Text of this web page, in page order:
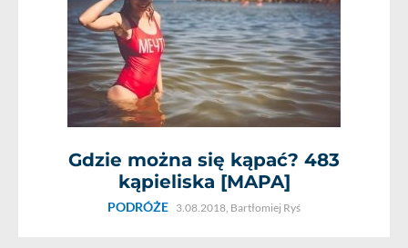
Gdzie można się kąpać? 483
kąpieliska [MAPA]
PODRÓŻE 3.08.2018, Bartłomiej Ryś